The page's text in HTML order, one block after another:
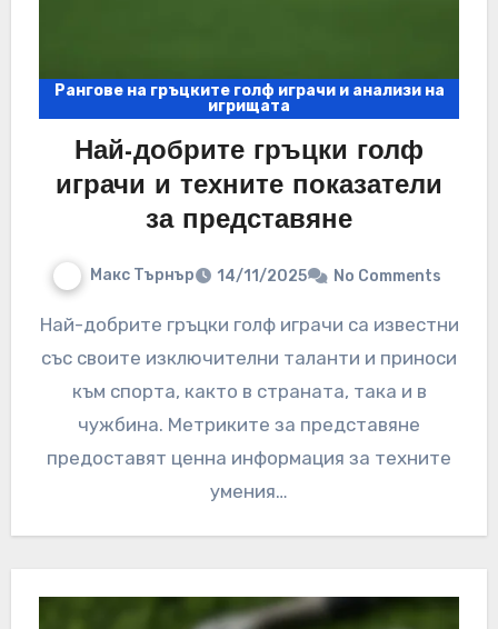
Рангове на гръцките голф играчи и анализи на
игрищата
Най-добрите гръцки голф
играчи и техните показатели
за представяне
Макс Търнър 14/11/2025 No Comments
Най-добрите гръцки голф играчи са известни
със своите изключителни таланти и приноси
към спорта, както в страната, така и в
чужбина. Метриките за представяне
предоставят ценна информация за техните
умения…